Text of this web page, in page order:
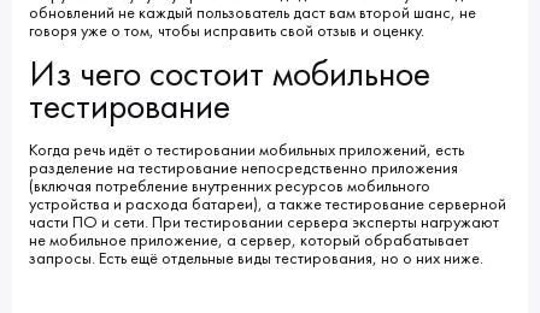
обновлений не каждый пользователь даст вам второй шанс, не
говоря уже о том, чтобы исправить свой отзыв и оценку.
Из чего состоит мобильное
тестирование
Когда речь идёт о тестировании мобильных приложений, есть
разделение на тестирование непосредственно приложения
(включая потребление внутренних ресурсов мобильного
устройства и расхода батареи), а также тестирование серверной
части ПО и сети. При тестировании сервера эксперты нагружают
не мобильное приложение, а сервер, который обрабатывает
запросы. Есть ещё отдельные виды тестирования, но о них ниже.